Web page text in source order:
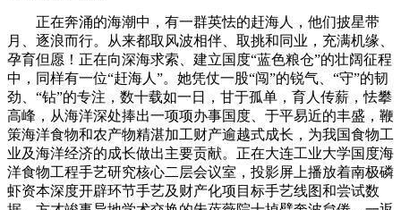
正在奔涌的海潮中，有一群英怯的赶海人，他们披星带
月、逐浪而行。从来都取风波相伴、取挑和同业，充满机缘、
孕育但愿！正在向深海求索、建立国度“蓝色粮仓”的壮阔征程
中，同样有一位“赶海人”。她凭仗一股“闯”的锐气、“守”的韧
劲、“钻”的专注，数十载如一日，甘于孤单，育人传薪，怯攀
高峰，从海洋深处捧出一项项办事国度、于平易近的丰盛，鞭
策海洋食物和农产物精湛加工财产逾越式成长，为我国食物工
业及海洋经济的成长做出主要贡献。正在大连工业大学国度海
洋食物工程手艺研究核心二层会议室，投影屏上播放着南极磷
虾资本深度开辟环节手艺及财产化项目标手艺线图和尝试数